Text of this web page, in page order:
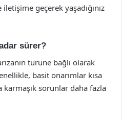
geçerek yaşadığınız
sürer?
türüne bağlı olarak
basit onarımlar kısa
sorunlar daha fazla